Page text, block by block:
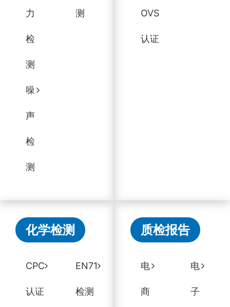
力
检
测
测
噪
声
检
测
OVS
认证
化学检测
CPC
认证
EN71
检测
质检报告
电
商
电
子